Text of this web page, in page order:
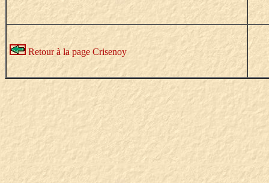
Retour à la page Crisenoy